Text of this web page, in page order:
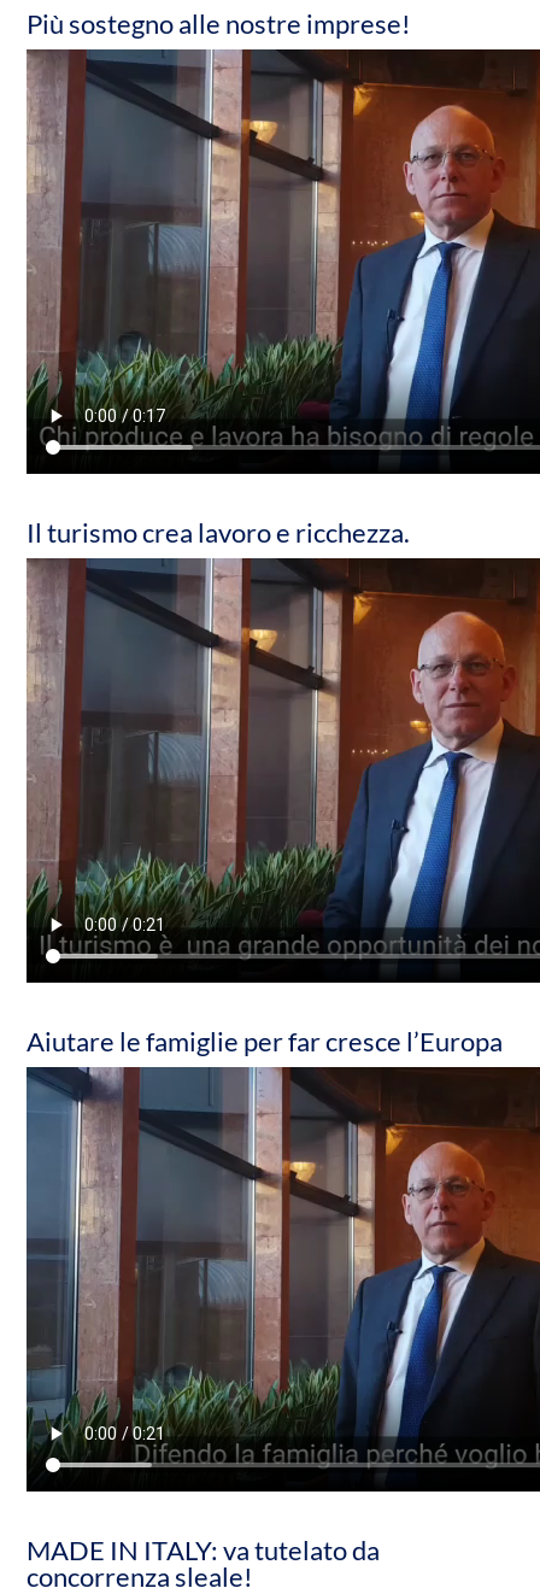
Più sostegno alle nostre imprese!
Il turismo crea lavoro e ricchezza.
Aiutare le famiglie per far cresce l’Europa
MADE IN ITALY: va tutelato da
concorrenza sleale!